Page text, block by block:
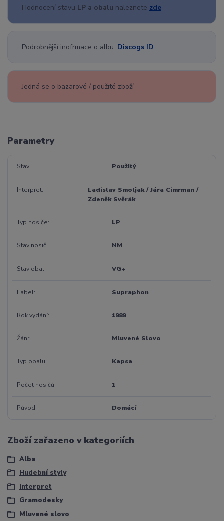
Hodnocení stavu LP a obalu naleznete zde
Podrobnější inofrmace o albu: Discogs ID
Jedná se o bazarové / použité zboží
Parametry
Stav Použitý
Interpret
Ladislav Smoljak / Jára Cimrman /
Zdeněk Svěrák
Typ nosiče LP
Stav nosič NM
Stav obal VG+
Label Supraphon
Rok vydání 1989
Žánr Mluvené Slovo
Typ obalu Kapsa
Počet nosičů 1
Původ Domácí
Zboží zařazeno v kategoriích
Alba
Hudební styly
Interpret
Gramodesky
Mluvené slovo